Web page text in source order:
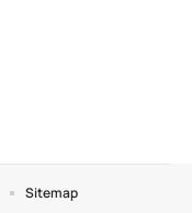
Sitemap